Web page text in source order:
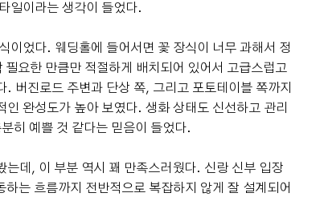
일이라는 생각이 들었다.
이었다. 웨딩홀에 들어서면 꽃 장식이 너무 과해서 정
요한 만큼만 적절하게 배치되어 있어서 고급스럽고
. 버진로드 주변과 단상 쪽, 그리고 포토테이블 쪽까지
인 완성도가 높아 보였다. 생화 상태도 신선하고 관리
히 예쁠 것 같다는 믿음이 들었다.
는데, 이 부분 역시 꽤 만족스러웠다. 신랑 신부 입장
는 흐름까지 전반적으로 복잡하지 않게 잘 설계되어